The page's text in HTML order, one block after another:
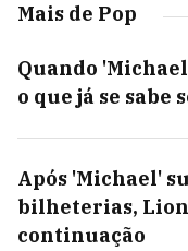
Mais de Pop
Quando
o que já se sabe
Após 'Michael'
bilheterias,
continuação